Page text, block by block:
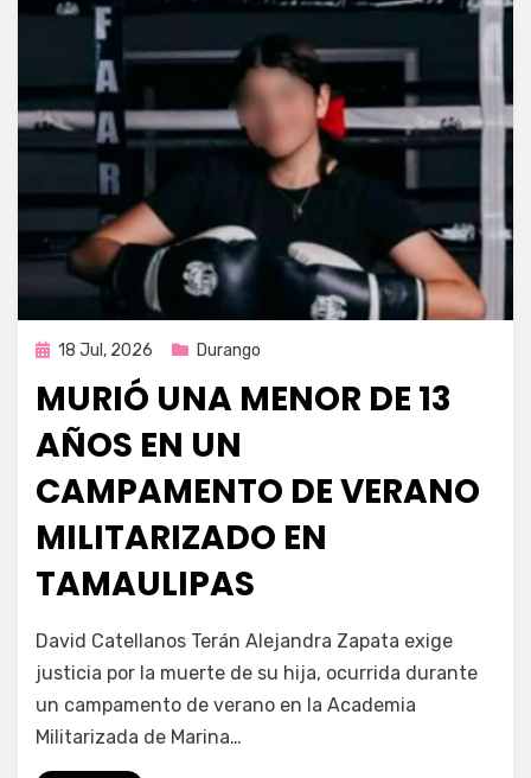
Publicada
18 Jul, 2026 Durango
MURIÓ UNA MENOR DE 13
AÑOS EN UN
CAMPAMENTO DE VERANO
MILITARIZADO EN
TAMAULIPAS
por Fernando Miranda Servín
David Catellanos Terán Alejandra Zapata exige
justicia por la muerte de su hija, ocurrida durante
un campamento de verano en la Academia
Militarizada de Marina…